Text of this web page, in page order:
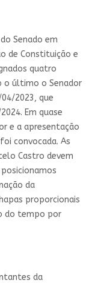
Senado em
de Constituição e
quatro
o último o Senador
2023, que
Em quase
e a apresentação
convocada. As
Castro devem
da
proporcionais
do tempo por
da